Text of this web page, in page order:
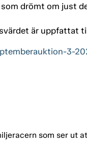
drömt om just
är uppfattat
3-